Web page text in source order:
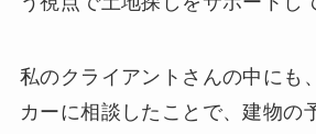
私のクライアントさんの中にも
カーに相談したことで、建物の